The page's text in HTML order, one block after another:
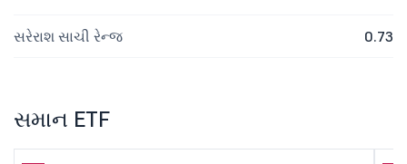
સરેરાશ સાચી રેન્જ 0.73
સમાન ETF